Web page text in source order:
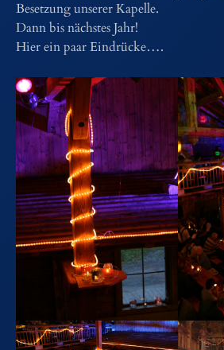
Besetzung unserer Kapelle.
Dann bis nächstes Jahr!
Hier ein paar Eindrücke….